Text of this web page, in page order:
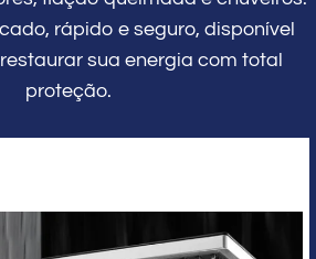
rápido e seguro, disponível
sua energia com total
proteção.